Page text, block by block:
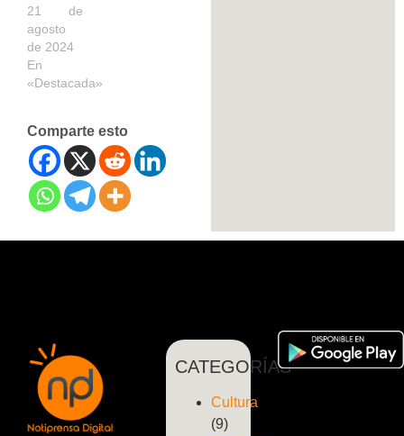
21 de
agosto
de 2024
En
«Destacada»
Comparte esto
CATEGORÍAS
Cultura
(9)